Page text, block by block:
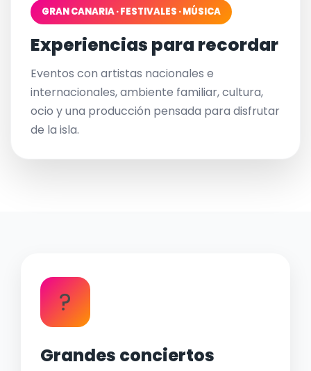
GRAN CANARIA · FESTIVALES · MÚSICA
Experiencias para recordar
Eventos con artistas nacionales e
internacionales, ambiente familiar, cultura,
ocio y una producción pensada para disfrutar
de la isla.
?
Grandes conciertos